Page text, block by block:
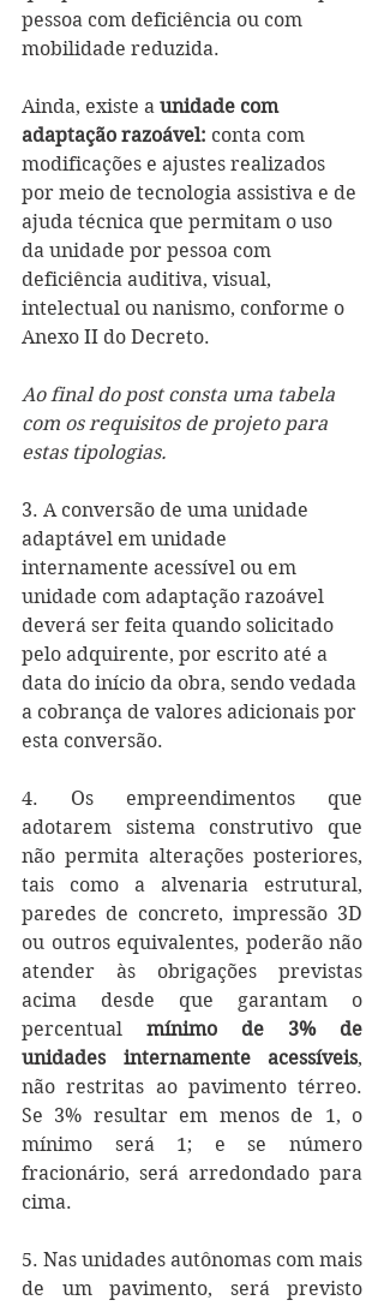
pessoa com deficiência ou com
mobilidade reduzida.
Ainda, existe a unidade com
adaptação razoável: conta com
modificações e ajustes realizados
por meio de tecnologia assistiva e de
ajuda técnica que permitam o uso
da unidade por pessoa com
deficiência auditiva, visual,
intelectual ou nanismo, conforme o
Anexo II do Decreto.
Ao final do post consta uma tabela
com os requisitos de projeto para
estas tipologias.
3. A conversão de uma unidade
adaptável em unidade
internamente acessível ou em
unidade com adaptação razoável
deverá ser feita quando solicitado
pelo adquirente, por escrito até a
data do início da obra, sendo vedada
a cobrança de valores adicionais por
esta conversão.
4. Os empreendimentos que
adotarem sistema construtivo que
não permita alterações posteriores,
tais como a alvenaria estrutural,
paredes de concreto, impressão 3D
ou outros equivalentes, poderão não
atender às obrigações previstas
acima desde que garantam o
percentual mínimo de 3% de
unidades internamente acessíveis,
não restritas ao pavimento térreo.
Se 3% resultar em menos de 1, o
mínimo será 1; e se número
fracionário, será arredondado para
cima.
5. Nas unidades autônomas com mais
de um pavimento, será previsto